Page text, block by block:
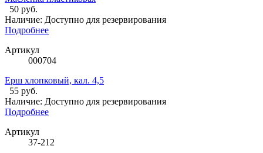
50 руб.
Наличие: Доступно для резервирования
Подробнее
Артикул
000704
Ерш хлопковый, кал. 4,5
55 руб.
Наличие: Доступно для резервирования
Подробнее
Артикул
37-212